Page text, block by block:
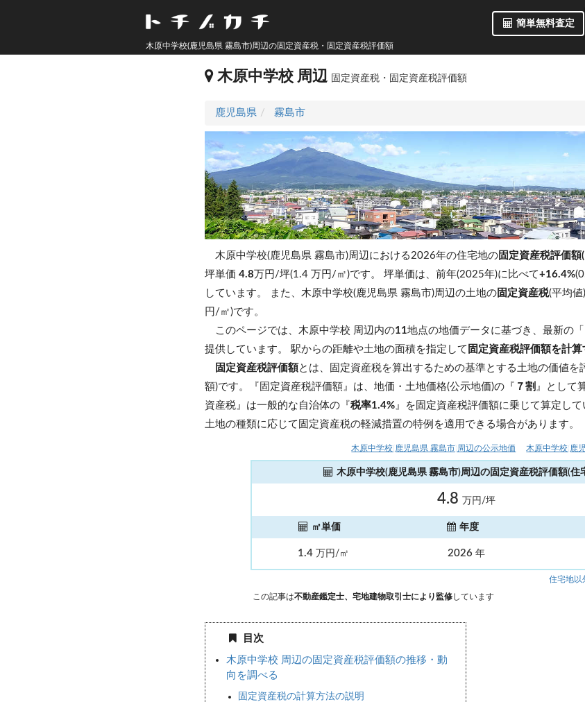
簡単無料査定
木原中学校(鹿児島県 霧島市)周辺の固定資産税・固定資産税評価額
木原中学校 周辺 固定資産税・固定資産税評価額
鹿児島県 霧島市
木原中学校(鹿児島県 霧島市)周辺における2026年の住宅地の 固定資産税評価
坪単価4.8 万円/坪(1.4 万円/㎡)です。坪単価は、前年(2025年)に比べて+16.4%
しています。
また、木原中学校(鹿児島県 霧島市)周辺の土地の 固定資産税(平均
円/㎡)です。
このページでは、木原中学校 周辺内の11地点の地価データに基づき、最新の
提供しています。 駅からの距離や土地の面積を指定して 固定資産税評価額を計
固定資産税評価額 とは、固定資産税を算出するための基準とする土地の価値を
額)です。『固定資産税評価額』は、地価・土地価格(公示地価)の『 ７割 』として
資産税』は一般的な自治体の『税率1.4%』を固定資産税評価額に乗じて算定し
土地の種類に応じて固定資産税の軽減措置の特例を適用できる場合があります。
木原中学校(鹿児島県 霧島市)周辺の公示地価 木原中学校(鹿
木原中学校(鹿児島県 霧島市)周辺の固定資産税評価額(住
4.8 万円/坪
㎡単価 年度
1.4 万円/㎡ 2026 年
住宅地以
この記事は不動産鑑定士、宅地建物取引士により監修しています
目次
木原中学校 周辺の固定資産税評価額の推移・動
向を調べる
固定資産税の計算方法の説明